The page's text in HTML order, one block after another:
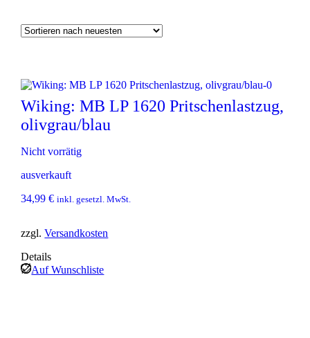
Wiking: MB LP 1620 Pritschenlastzug,
olivgrau/blau
Nicht vorrätig
ausverkauft
34,99€ inkl. gesetzl. MwSt.
zzgl.Versandkosten
Details
Auf Wunschliste